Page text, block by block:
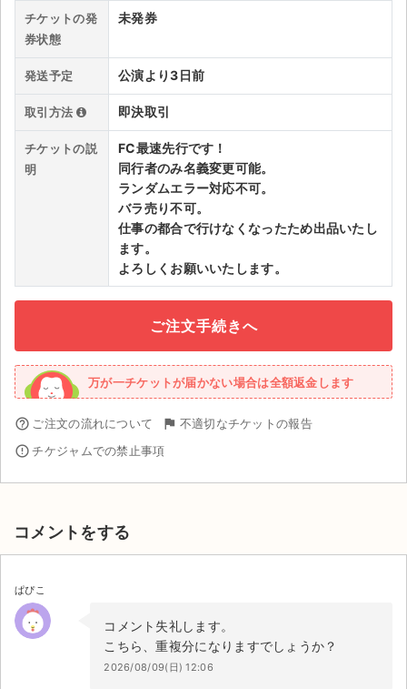
不正転売禁止法について
チケットジャムの取り組み
音楽情報
チケットの発
券状態
未発券
発送予定 公演より3日前
取引方法 即決取引
チケットの説
明
FC最速先行です！
同行者のみ名義変更可能。
ランダムエラー対応不可。
バラ売り不可。
仕事の都合で行けなくなったため出品いたし
ます。
よろしくお願いいたします。
ご注文手続きへ
万が一チケットが届かない場合は全額返金します
help_outline ご注文の流れについて flag 不適切なチケットの報告
error_outline チケジャムでの禁止事項
コメントをする
ぱぴこ
コメント失礼します。
こちら、重複分になりますでしょうか？
2026/08/09(日) 12:06